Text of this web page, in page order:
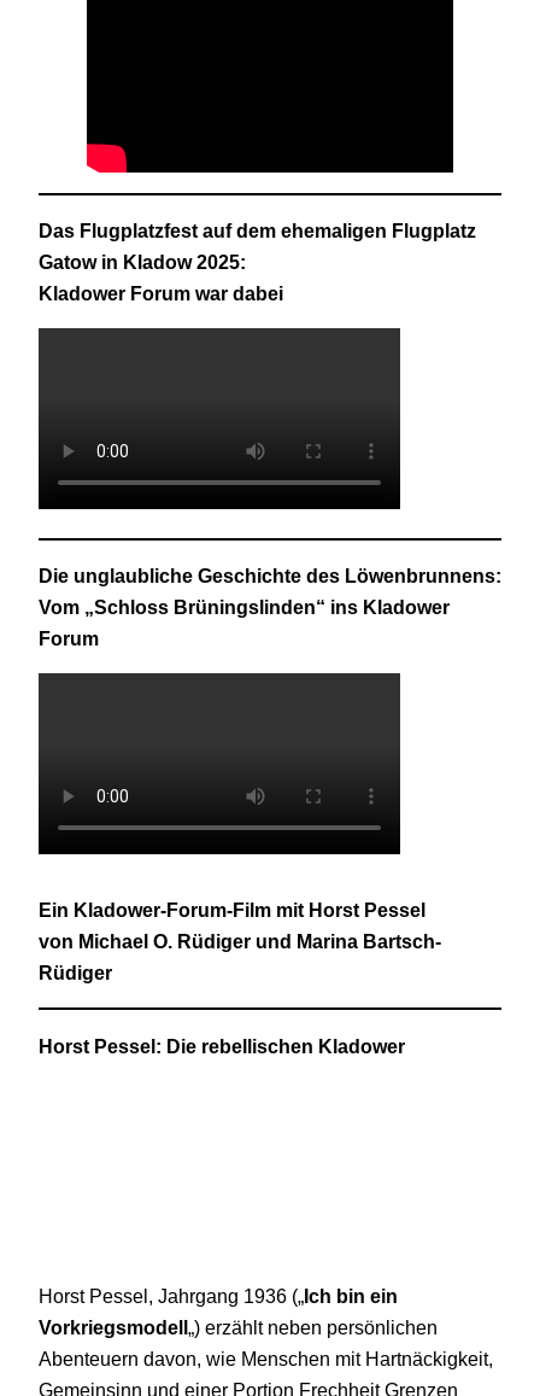
Das Flugplatzfest auf dem ehemaligen Flugplatz
Gatow in Kladow 2025:
Kladower Forum war dabei
Die unglaubliche Geschichte des Löwenbrunnens:
Vom „Schloss Brüningslinden“ ins Kladower
Forum
Ein Kladower-Forum-Film mit Horst Pessel
von Michael O. Rüdiger und Marina Bartsch-
Rüdiger
Horst Pessel: Die rebellischen Kladower
Horst Pessel, Jahrgang 1936 („ Ich bin ein
Vorkriegsmodell „) erzählt neben persönlichen
Abenteuern davon, wie Menschen mit Hartnäckigkeit,
Gemeinsinn und einer Portion Frechheit Grenzen